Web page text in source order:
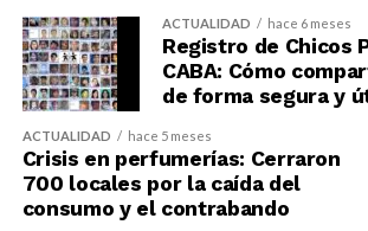
ACTUALIDAD hace 6 meses
Registro de Chicos
CABA: Cómo
de forma segura y
ACTUALIDAD hace 5 meses
Crisis en perfumerías: Cerraron
700 locales por la caída del
consumo y el contrabando